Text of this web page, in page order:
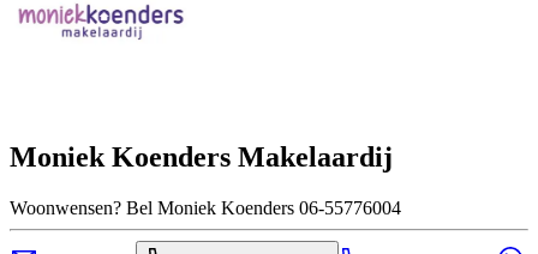
Moniek Koenders Makelaardij
Woonwensen? Bel Moniek Koenders 06-55776004